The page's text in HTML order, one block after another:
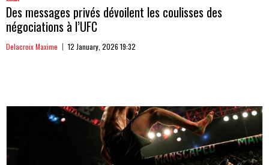
Des messages privés dévoilent les coulisses des
négociations à l’UFC
Delacroix Maxime 12 January, 2026 19:32